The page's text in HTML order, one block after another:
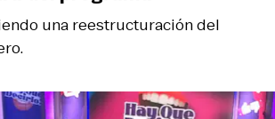
una reestructuración del